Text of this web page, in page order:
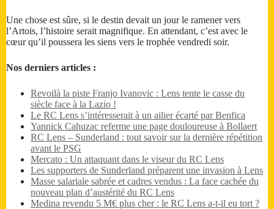
Une chose est sûre, si le destin devait un jour le ramener vers
l’Artois, l’histoire serait magnifique. En attendant, c’est avec le
cœur qu’il poussera les siens vers le trophée vendredi soir.
Nos derniers articles :
Revoilà la piste Franjo Ivanovic : Lens tente le casse du
siècle face à la Lazio !
Le RC Lens s’intéresserait à un ailier écarté par Benfica
Yannick Cahuzac referme une page douloureuse à Bollaert
RC Lens – Sunderland : tout savoir sur la dernière répétition
avant le PSG
Mercato : Un attaquant dans le viseur du RC Lens
Les supporters de Sunderland préparent une invasion à Lens
Masse salariale sabrée et cadres vendus : La face cachée du
nouveau plan d’austérité du RC Lens
Medina revendu 5 M€ plus cher : le RC Lens a-t-il eu tort ?